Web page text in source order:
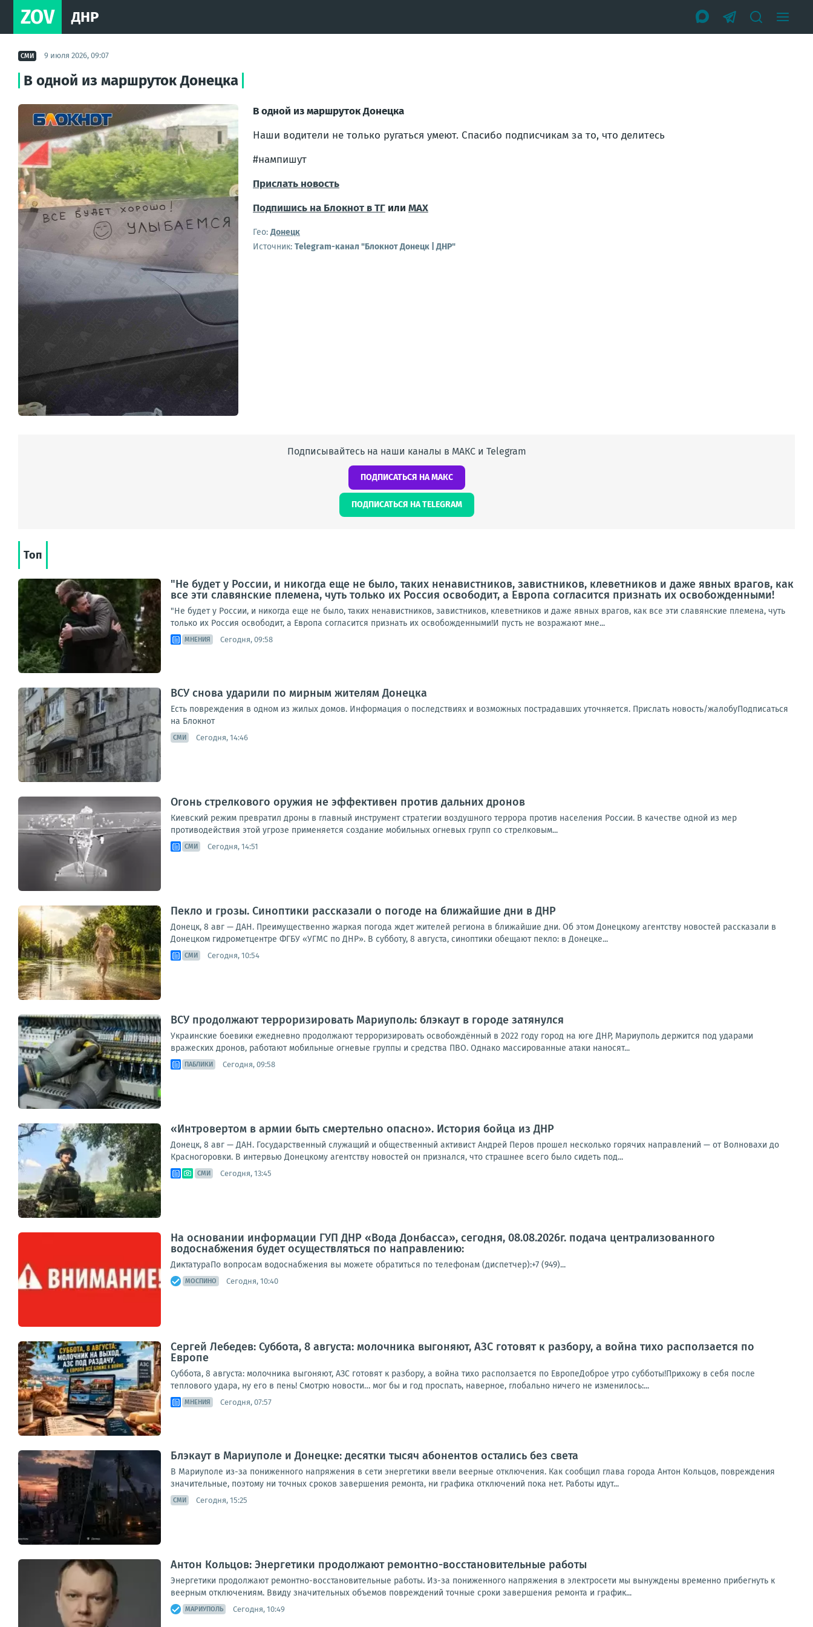
ZOV ДНР
СМИ 9 июля 2026, 09:07
В одной из маршруток Донецка
В одной из маршруток Донецка
Наши водители не только ругаться умеют. Спасибо подписчикам за то, что делитесь
#нампишут
Прислать новость
Подпишись на Блокнот в ТГ или МАХ
Гео:Донецк
Источник: Telegram-канал "Блокнот Донецк | ДНР"
Подписывайтесь на наши каналы в МАКС и Telegram
ПОДПИСАТЬСЯ НА МАКС
ПОДПИСАТЬСЯ НА TELEGRAM
Топ
"Не будет у России, и никогда еще не было, таких ненавистников, завистников, клеветников и даже явных врагов, как
все эти славянские племена, чуть только их Россия освободит, а Европа согласится признать их освобожденными!
"Не будет у России, и никогда еще не было, таких ненавистников, завистников, клеветников и даже явных врагов, как все эти славянские племена, чуть
только их Россия освободит, а Европа согласится признать их освобожденными!И пусть не возражают мне...
МНЕНИЯ Сегодня, 09:58
ВСУ снова ударили по мирным жителям Донецка
Есть повреждения в одном из жилых домов. Информация о последствиях и возможных пострадавших уточняется. Прислать новость/жалобуПодписаться
на Блокнот
СМИ Сегодня, 14:46
Огонь стрелкового оружия не эффективен против дальних дронов
Киевский режим превратил дроны в главный инструмент стратегии воздушного террора против населения России. В качестве одной из мер
противодействия этой угрозе применяется создание мобильных огневых групп со стрелковым...
СМИ Сегодня, 14:51
Пекло и грозы. Синоптики рассказали о погоде на ближайшие дни в ДНР
Донецк, 8 авг — ДАН. Преимущественно жаркая погода ждет жителей региона в ближайшие дни. Об этом Донецкому агентству новостей рассказали в
Донецком гидрометцентре ФГБУ «УГМС по ДНР». В субботу, 8 августа, синоптики обещают пекло: в Донецке...
СМИ Сегодня, 10:54
ВСУ продолжают терроризировать Мариуполь: блэкаут в городе затянулся
Украинские боевики ежедневно продолжают терроризировать освобождённый в 2022 году город на юге ДНР, Мариуполь держится под ударами
вражеских дронов, работают мобильные огневые группы и средства ПВО. Однако массированные атаки наносят...
ПАБЛИКИ Сегодня, 09:58
«Интровертом в армии быть смертельно опасно». История бойца из ДНР
Донецк, 8 авг — ДАН. Государственный служащий и общественный активист Андрей Перов прошел несколько горячих направлений — от Волновахи до
Красногоровки. В интервью Донецкому агентству новостей он признался, что страшнее всего было сидеть под...
СМИ Сегодня, 13:45
На основании информации ГУП ДНР «Вода Донбасса», сегодня, 08.08.2026г. подача централизованного
водоснабжения будет осуществляться по направлению:
ДиктатураПо вопросам водоснабжения вы можете обратиться по телефонам (диспетчер):+7 (949)...
МОСПИНО Сегодня, 10:40
Сергей Лебедев: Суббота, 8 августа: молочника выгоняют, АЗС готовят к разбору, а война тихо расползается по
Европе
Суббота, 8 августа: молочника выгоняют, АЗС готовят к разбору, а война тихо расползается по ЕвропеДоброе утро субботы!Прихожу в себя после
теплового удара, ну его в пень! Смотрю новости… мог бы и год проспать, наверное, глобально ничего не изменилось:...
МНЕНИЯ Сегодня, 07:57
Блэкаут в Мариуполе и Донецке: десятки тысяч абонентов остались без света
В Мариуполе из-за пониженного напряжения в сети энергетики ввели веерные отключения. Как сообщил глава города Антон Кольцов, повреждения
значительные, поэтому ни точных сроков завершения ремонта, ни графика отключений пока нет. Работы идут...
СМИ Сегодня, 15:25
Антон Кольцов: Энергетики продолжают ремонтно-восстановительные работы
Энергетики продолжают ремонтно-восстановительные работы. Из-за пониженного напряжения в электросети мы вынуждены временно прибегнуть к
веерным отключениям. Ввиду значительных объемов повреждений точные сроки завершения ремонта и график...
МАРИУПОЛЬ Сегодня, 10:49